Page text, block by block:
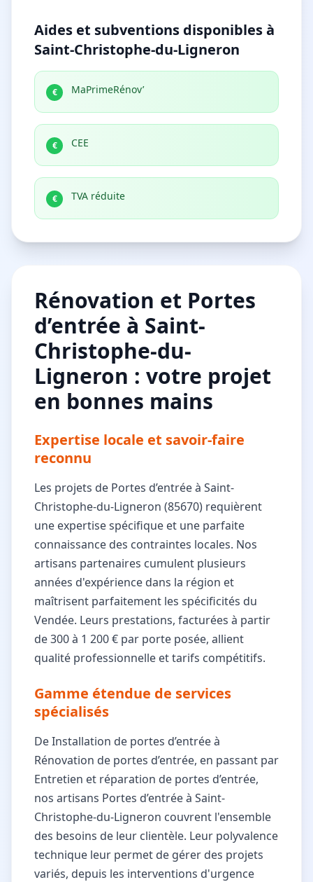
Aides et subventions disponibles à
Saint-Christophe-du-Ligneron
€ MaPrimeRénov’
€ CEE
€ TVA réduite
Rénovation et Portes
d’entrée à Saint-
Christophe-du-
Ligneron : votre projet
en bonnes mains
Expertise locale et savoir-faire
reconnu
Les projets de Portes d’entrée à Saint-
Christophe-du-Ligneron (85670) requièrent
une expertise spécifique et une parfaite
connaissance des contraintes locales. Nos
artisans partenaires cumulent plusieurs
années d'expérience dans la région et
maîtrisent parfaitement les spécificités du
Vendée. Leurs prestations, facturées à partir
de 300 à 1 200 € par porte posée, allient
qualité professionnelle et tarifs compétitifs.
Gamme étendue de services
spécialisés
De Installation de portes d’entrée à
Rénovation de portes d’entrée, en passant par
Entretien et réparation de portes d’entrée,
nos artisans Portes d’entrée à Saint-
Christophe-du-Ligneron couvrent l'ensemble
des besoins de leur clientèle. Leur polyvalence
technique leur permet de gérer des projets
variés, depuis les interventions d'urgence